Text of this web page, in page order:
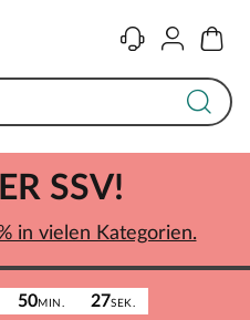
KontaktKonto
50MIN. 27SEK.
SSV!
in vielen Kategorien.